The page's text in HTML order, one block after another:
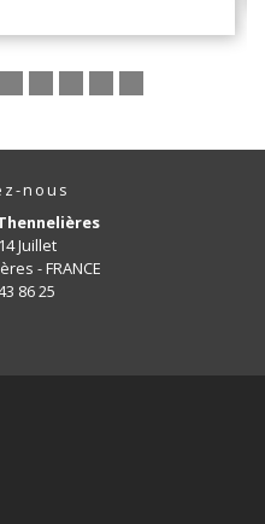
nous
Juillet
- FRANCE
86 25